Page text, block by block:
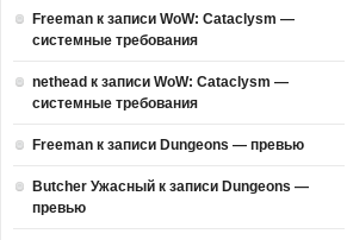
Freeman к записи WoW: Cataclysm —
системные требования
nethead к записи WoW: Cataclysm —
системные требования
Freeman к записи Dungeons — превью
Butcher Ужасный к записи Dungeons —
превью